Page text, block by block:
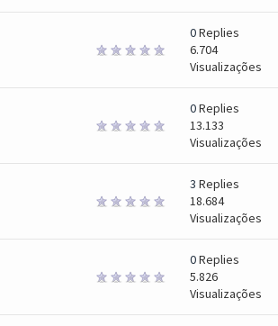
0Replies
6.704
Visualizações
0Replies
13.133
Visualizações
3 Replies
18.684
Visualizações
0Replies
5.826
Visualizações